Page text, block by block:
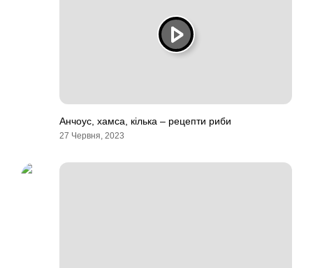
Анчоус, хамса, кілька – рецепти риби
27 Червня, 2023